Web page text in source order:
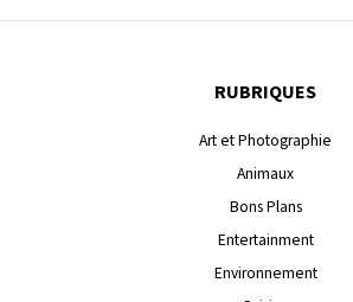
RUBRIQUES
Art et Photographie
Animaux
Bons Plans
Entertainment
Environnement